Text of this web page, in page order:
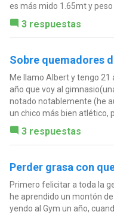
es más mido 1.65mt y peso
3 respuestas
Sobre quemadores
Me llamo Albert y tengo 21
año que voy al
notado notablemente (he
un chico más bien atlético,
3 respuestas
Perder grasa con
Primero felicitar a toda la
he aprendido un montón
yendo al Gym un año,